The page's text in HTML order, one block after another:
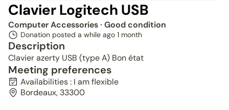
Clavier Logitech USB
Computer Accessories· Good condition
Donation posted a while ago 1 month
Description
Clavier azerty USB (type A) Bon état
Meeting preferences
Availabilities : I am flexible
Bordeaux, 33300